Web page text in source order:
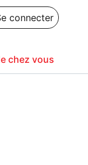
connecter
chez vous